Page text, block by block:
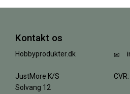
Kontakt os
Hobbyprodukter.dk
JustMore K/S
Solvang 12